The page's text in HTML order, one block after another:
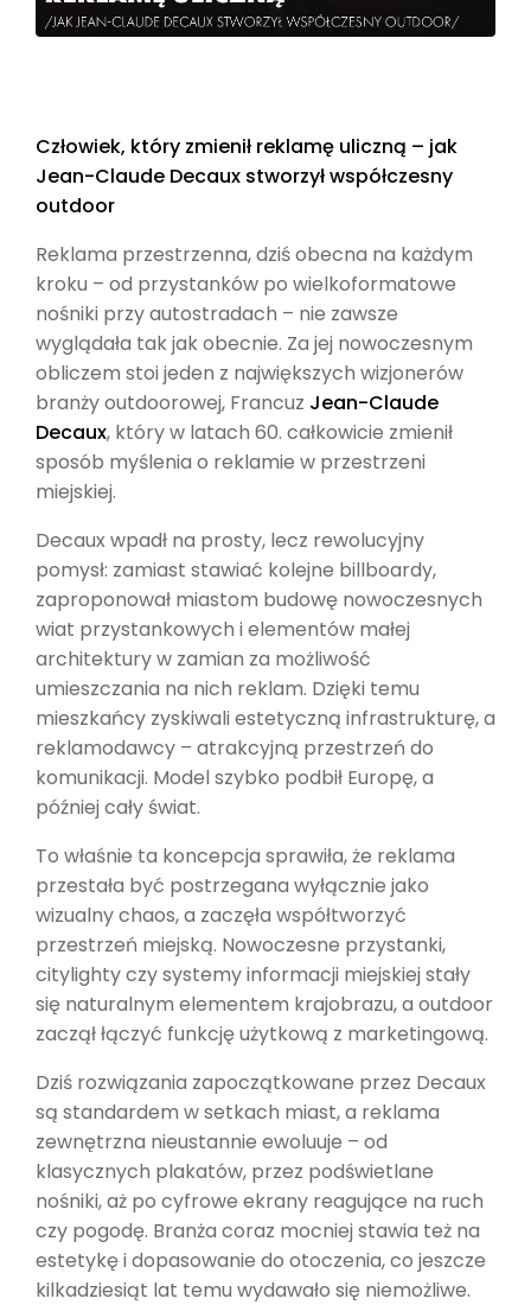
Człowiek, który zmienił reklamę uliczną – jak
Jean-Claude Decaux stworzył współczesny
outdoor
Reklama przestrzenna, dziś obecna na każdym
kroku – od przystanków po wielkoformatowe
nośniki przy autostradach – nie zawsze
wyglądała tak jak obecnie. Za jej nowoczesnym
obliczem stoi jeden z największych wizjonerów
branży outdoorowej, Francuz Jean-Claude
Decaux, który w latach 60. całkowicie zmienił
sposób myślenia o reklamie w przestrzeni
miejskiej.
Decaux wpadł na prosty, lecz rewolucyjny
pomysł: zamiast stawiać kolejne billboardy,
zaproponował miastom budowę nowoczesnych
wiat przystankowych i elementów małej
architektury w zamian za możliwość
umieszczania na nich reklam. Dzięki temu
mieszkańcy zyskiwali estetyczną infrastrukturę, a
reklamodawcy – atrakcyjną przestrzeń do
komunikacji. Model szybko podbił Europę, a
później cały świat.
To właśnie ta koncepcja sprawiła, że reklama
przestała być postrzegana wyłącznie jako
wizualny chaos, a zaczęła współtworzyć
przestrzeń miejską. Nowoczesne przystanki,
citylighty czy systemy informacji miejskiej stały
się naturalnym elementem krajobrazu, a outdoor
zaczął łączyć funkcję użytkową z marketingową.
Dziś rozwiązania zapoczątkowane przez Decaux
są standardem w setkach miast, a reklama
zewnętrzna nieustannie ewoluuje – od
klasycznych plakatów, przez podświetlane
nośniki, aż po cyfrowe ekrany reagujące na ruch
czy pogodę. Branża coraz mocniej stawia też na
estetykę i dopasowanie do otoczenia, co jeszcze
kilkadziesiąt lat temu wydawało się niemożliwe.